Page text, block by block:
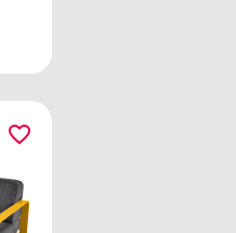
favorite_border